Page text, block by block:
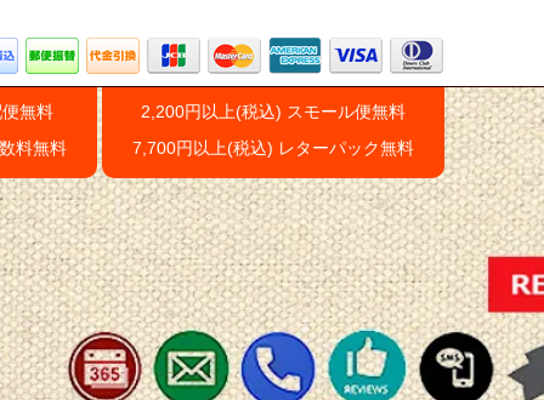
無料
料無料
2,200円以上(税込) スモール便無料
7,700円以上(税込) レターパック無料